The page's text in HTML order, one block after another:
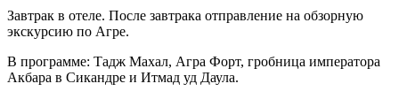
Завтрак в отеле. После завтрака отправление на обзорную
экскурсию по Агре.
В программе: Тадж Махал, Агра Форт, гробница императора
Акбара в Сикандре и Итмад уд Даула.